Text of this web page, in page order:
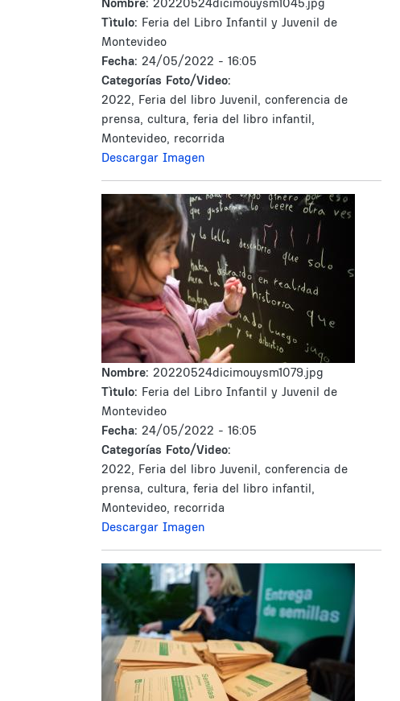
Tìtulo: Feria del Libro Infantil y Juvenil de
Montevideo
Fecha: 24/05/2022 - 16:05
Categorías Foto/Video:
2022, Feria del libro Juvenil, conferencia de
prensa, cultura, feria del libro infantil,
Montevideo, recorrida
Descargar Imagen
Nombre: 20220524dicimouysm1079.jpg
Tìtulo: Feria del Libro Infantil y Juvenil de
Montevideo
Fecha: 24/05/2022 - 16:05
Categorías Foto/Video:
2022, Feria del libro Juvenil, conferencia de
prensa, cultura, feria del libro infantil,
Montevideo, recorrida
Descargar Imagen